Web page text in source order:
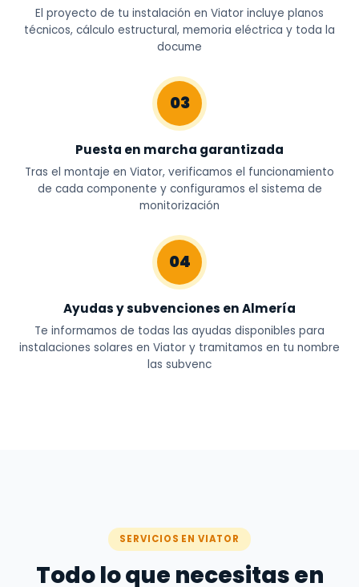
El proyecto de tu instalación en Viator incluye planos
técnicos, cálculo estructural, memoria eléctrica y toda la
docume
03
Puesta en marcha garantizada
Tras el montaje en Viator, verificamos el funcionamiento
de cada componente y configuramos el sistema de
monitorización
04
Ayudas y subvenciones en Almería
Te informamos de todas las ayudas disponibles para
instalaciones solares en Viator y tramitamos en tu nombre
las subvenc
SERVICIOS EN VIATOR
Todo lo que necesitas en